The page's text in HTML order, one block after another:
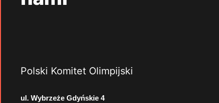
Polski Komitet Olimpijski
ul. Wybrzeże Gdyńskie 4